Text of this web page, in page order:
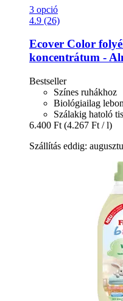
3 opció
4.9 (26)
Ecover Color
koncentrátum -​
Bestseller
Színes ruhákhoz
Biológiailag
Szálakig hatoló
6.400 Ft (4.267 Ft / l)
Szállítás eddig: